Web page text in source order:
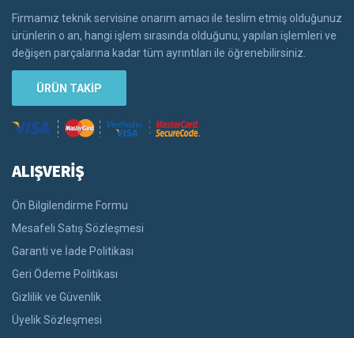
Firmamız teknik servisine onarım amacı ile teslim etmiş olduğunuz
ürünlerin o an, hangi işlem sırasında olduğunu, yapılan işlemleri ve
değişen parçalarına kadar tüm ayrıntıları ile öğrenebilirsiniz.
ÜRÜN TAKİP
ALIŞVERİŞ
Ön Bilgilendirme Formu
Mesafeli Satış Sözleşmesi
Garanti ve İade Politikası
Geri Ödeme Politikası
Gizlilik ve Güvenlik
Üyelik Sözleşmesi